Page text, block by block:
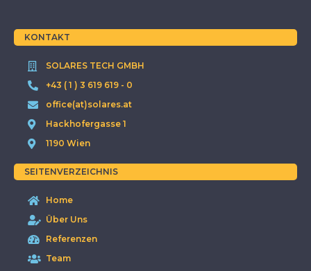
KONTAKT
SOLARES TECH GMBH
+43 ( 1 ) 3 619 619 - 0
office(at)solares.at
Hackhofergasse 1
1190 Wien
SEITENVERZEICHNIS
Home
Über Uns
Referenzen
Team